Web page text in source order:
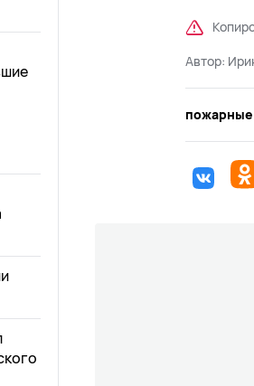
Автор:
пожарные